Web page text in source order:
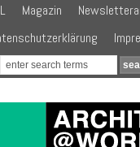
Magazin